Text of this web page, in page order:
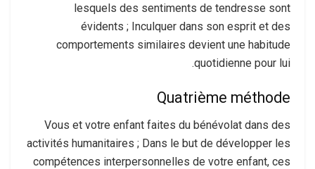
lesquels des sentiments de tendresse sont
évidents ; Inculquer dans son esprit et des
comportements similaires devient une habitude
quotidienne pour lui.
Quatrième méthode
Vous et votre enfant faites du bénévolat dans des
activités humanitaires ; Dans le but de développer les
compétences interpersonnelles de votre enfant, ces